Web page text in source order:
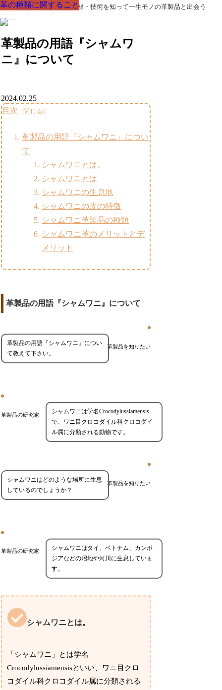
革製品の部品の呼び名・素材・技術を知って一生モノの革製品と出会う
革製品の用語『シャムワ
ニ』について
革の種類に関すること
2024.02.25
目次
革製品の用語『シャムワニ』につい
て
シャムワニとは。
シャムワニとは
シャムワニの生息地
シャムワニの皮の特徴
シャムワニ革製品の種類
シャムワニ革のメリットとデ
メリット
革製品の用語『シャムワニ』について
革製品を知りたい
革製品の用語『シャムワニ』につい
て教えて下さい。
革製品の研究家
シャムワニは学名Crocodylussiamensis
で、ワニ目クロコダイル科クロコダイ
ル属に分類される動物です。
革製品を知りたい
シャムワニはどのような場所に生息
しているのでしょうか？
革製品の研究家
シャムワニはタイ、ベトナム、カンボ
ジアなどの沼地や河川に生息していま
す。
シャムワニとは。
「シャムワニ」とは学名
Crocodylussiamensisといい、ワニ目クロ
コダイル科クロコダイル属に分類される
革の種類に関すること
革の種類に関すること
革の種類に関すること
革の種類に関すること
革の種類に関すること
革の種類に関すること